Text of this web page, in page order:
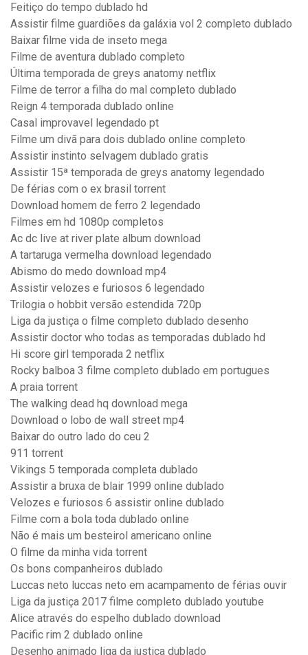
Feitiço do tempo dublado hd
Assistir filme guardiões da galáxia vol 2 completo dublado
Baixar filme vida de inseto mega
Filme de aventura dublado completo
Última temporada de greys anatomy netflix
Filme de terror a filha do mal completo dublado
Reign 4 temporada dublado online
Casal improvavel legendado pt
Filme um divã para dois dublado online completo
Assistir instinto selvagem dublado gratis
Assistir 15ª temporada de greys anatomy legendado
De férias com o ex brasil torrent
Download homem de ferro 2 legendado
Filmes em hd 1080p completos
Ac dc live at river plate album download
A tartaruga vermelha download legendado
Abismo do medo download mp4
Assistir velozes e furiosos 6 legendado
Trilogia o hobbit versão estendida 720p
Liga da justiça o filme completo dublado desenho
Assistir doctor who todas as temporadas dublado hd
Hi score girl temporada 2 netflix
Rocky balboa 3 filme completo dublado em portugues
A praia torrent
The walking dead hq download mega
Download o lobo de wall street mp4
Baixar do outro lado do ceu 2
911 torrent
Vikings 5 temporada completa dublado
Assistir a bruxa de blair 1999 online dublado
Velozes e furiosos 6 assistir online dublado
Filme com a bola toda dublado online
Não é mais um besteirol americano online
O filme da minha vida torrent
Os bons companheiros dublado
Luccas neto luccas neto em acampamento de férias ouvir
Liga da justiça 2017 filme completo dublado youtube
Alice através do espelho dublado download
Pacific rim 2 dublado online
Desenho animado liga da justiça dublado